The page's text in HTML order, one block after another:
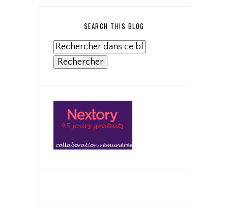
SEARCH THIS BLOG